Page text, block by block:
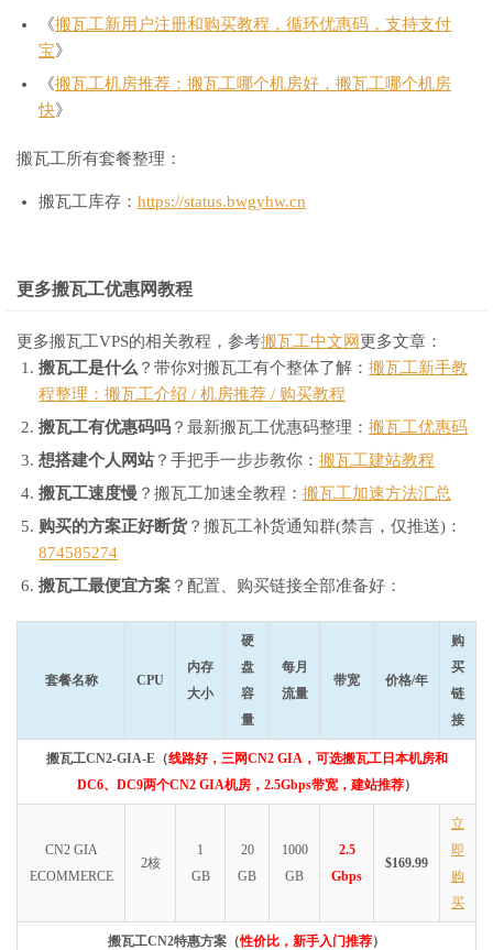
《搬瓦工新用户注册和购买教程，循环优惠码，支持支付
宝》
《搬瓦工机房推荐：搬瓦工哪个机房好，搬瓦工哪个机房
快》
搬瓦工所有套餐整理：
搬瓦工库存： https://status.bwgyhw.cn
更多搬瓦工优惠网教程
更多搬瓦工VPS的相关教程，参考搬瓦工中文网更多文章：
搬瓦工是什么 ？带你对搬瓦工有个整体了解： 搬瓦工新手教
程整理：搬瓦工介绍 / 机房推荐 / 购买教程
搬瓦工有优惠码吗 ？最新搬瓦工优惠码整理： 搬瓦工优惠码
想搭建个人网站？手把手一步步教你： 搬瓦工建站教程
搬瓦工速度慢 ？搬瓦工加速全教程： 搬瓦工加速方法汇总
购买的方案正好断货？搬瓦工补货通知群(禁言，仅推送)：
874585274
搬瓦工最便宜方案 ？配置、购买链接全部准备好：
套餐名称 CPU
内存
大小
硬
盘
容
量
每月
流量
带宽 价格/年
购
买
链
接
搬瓦工CN2-GIA-E（线路好，三网CN2 GIA，可选搬瓦工日本机房和
DC6、DC9两个CN2 GIA机房，2.5Gbps带宽，建站推荐）
CN2 GIA
ECOMMERCE
2核
1
GB
20
GB
1000
GB
2.5
Gbps
$169.99
立
即
购
买
搬瓦工CN2特惠方案（性价比，新手入门推荐）